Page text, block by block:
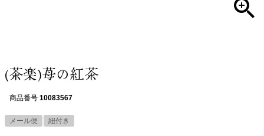
(茶楽)苺の紅茶
商品番号 10083567
メール便 紐付き